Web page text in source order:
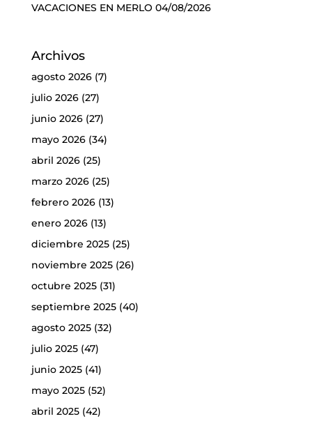
VACACIONES EN MERLO 04/08/2026
Archivos
agosto 2026(7)
julio 2026(27)
junio 2026(27)
mayo 2026(34)
abril 2026(25)
marzo 2026(25)
febrero 2026(13)
enero 2026(13)
diciembre 2025(25)
noviembre 2025(26)
octubre 2025(31)
septiembre 2025(40)
agosto 2025(32)
julio 2025(47)
junio 2025(41)
mayo 2025(52)
abril 2025(42)